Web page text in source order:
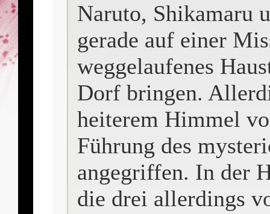
Naruto, Shikamaru
gerade auf einer
weggelaufenes
Dorf bringen.
heiterem Himmel
Führung des
angegriffen. In der
die drei allerdings